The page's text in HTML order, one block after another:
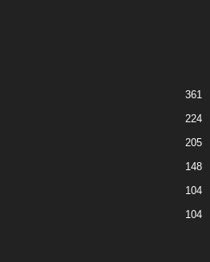
361
224
205
148
104
104